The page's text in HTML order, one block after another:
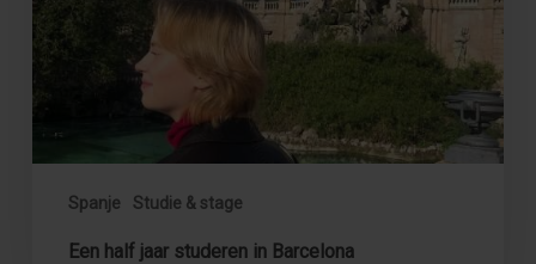
Spanje Studie & stage
Een half jaar studeren in Barcelona